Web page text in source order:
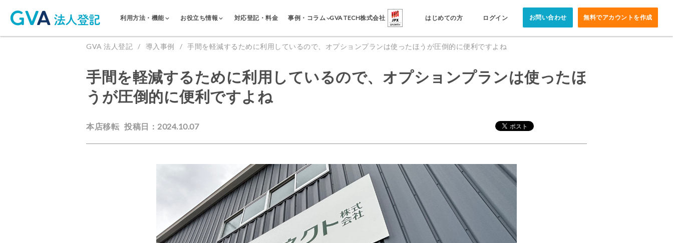
利用方法・機能 お役立ち情報 対応登記・料金 事例・コラム GVA TECH株式会社 はじめての方 ログイン お問い合わせ 無料でアカウントを作成
GVA 法人登記 導入事例 手間を軽減するために利用しているので、オプションプランは使ったほうが圧倒的に便利ですよね
手間を軽減するために利用しているので、オプションプランは使ったほ
うが圧倒的に便利ですよね
本店移転 投稿日：2024.10.07